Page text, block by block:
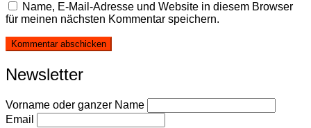
Name, E-Mail-Adresse und Website in diesem Browser
für meinen nächsten Kommentar speichern.
Newsletter
Vorname oder ganzer Name
Email